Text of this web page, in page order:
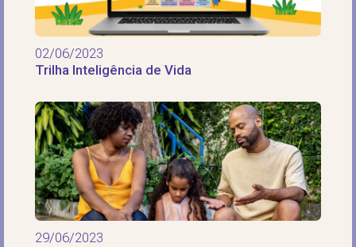
02/06/2023
Trilha Inteligência de Vida
29/06/2023